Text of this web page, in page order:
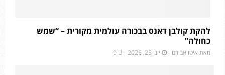
להקת קולבן דאנס בבכורה עולמית מקורית – “שמש
כחולה”
מאת איטו אבירם יוני 25, 2026 0